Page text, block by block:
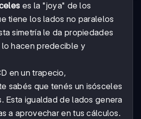
es la "joya" de los
tiene los lados no paralelos
simetría le da propiedades
hacen predecible y
en un trapecio,
sabés que tenés un isósceles
Esta igualdad de lados genera
a aprovechar en tus cálculos.